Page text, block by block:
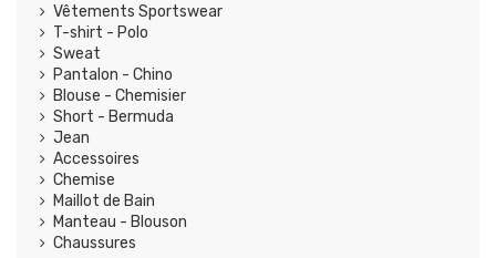
Vêtements Sportswear
T-shirt - Polo
Sweat
Pantalon - Chino
Blouse - Chemisier
Short - Bermuda
Jean
Accessoires
Chemise
Maillot de Bain
Manteau - Blouson
Chaussures